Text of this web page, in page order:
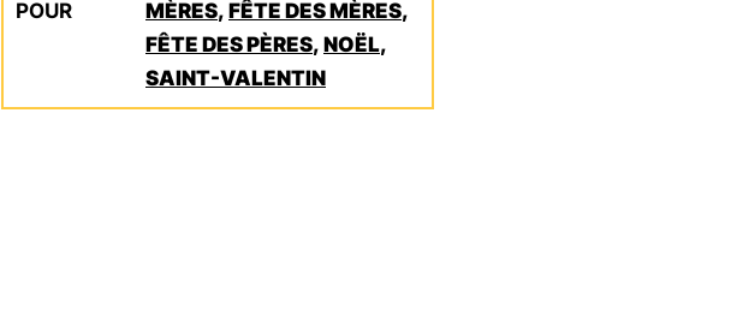
POUR
MÈRES, FÊTE DES MÈRES,
FÊTE DES PÈRES, NOËL,
SAINT-VALENTIN